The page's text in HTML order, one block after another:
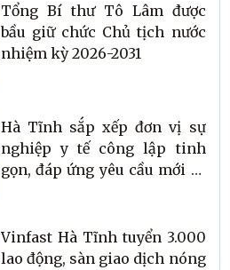
Tổng Bí thư Tô Lâm được
bầu giữ chức Chủ tịch nước
nhiệm kỳ 2026-2031
Hà Tĩnh sắp xếp đơn vị sự
nghiệp y tế công lập tinh
gọn, đáp ứng yêu cầu mới về
Vinfast Hà Tĩnh tuyển 3.000
lao động, sàn giao dịch nóng